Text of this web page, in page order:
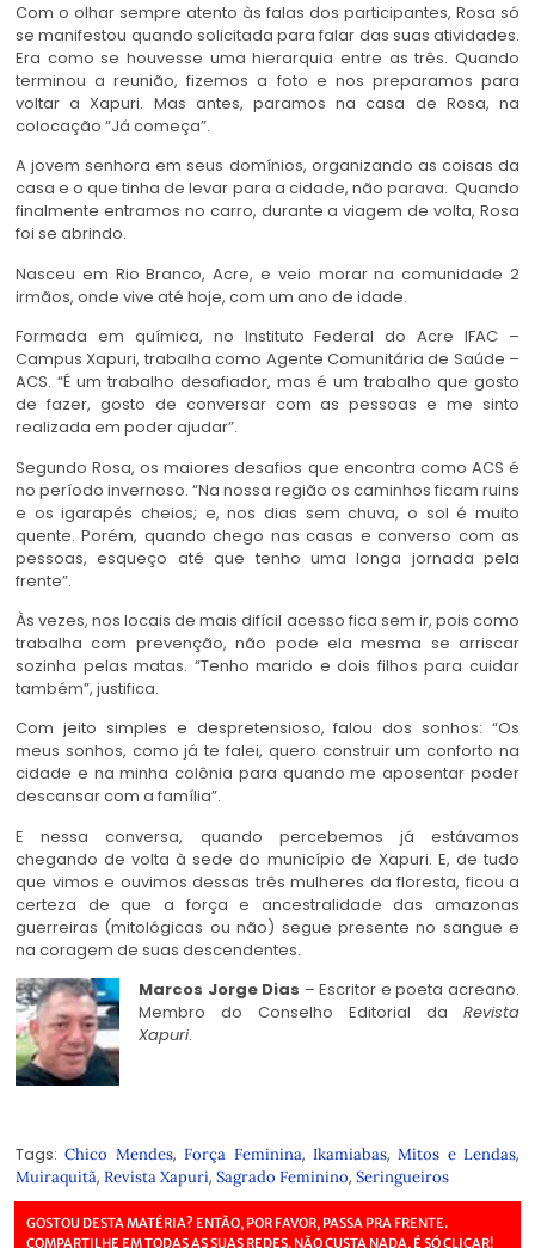
Com o olhar sempre atento às falas dos participantes, Rosa só
se manifestou quando solicitada para falar das suas atividades.
Era como se houvesse uma hierarquia entre as três. Quando
terminou a reunião, fizemos a foto e nos preparamos para
voltar a Xapuri. Mas antes, paramos na casa de Rosa, na
colocação “Já começa”.
A jovem senhora em seus domínios, organizando as coisas da
casa e o que tinha de levar para a cidade, não parava. Quando
finalmente entramos no carro, durante a viagem de volta, Rosa
foi se abrindo.
Nasceu em Rio Branco, Acre, e veio morar na comunidade 2
irmãos, onde vive até hoje, com um ano de idade.
Formada em química, no Instituto Federal do Acre IFAC –
Campus Xapuri, trabalha como Agente Comunitária de Saúde –
ACS. “É um trabalho desafiador, mas é um trabalho que gosto
de fazer, gosto de conversar com as pessoas e me sinto
realizada em poder ajudar”.
Segundo Rosa, os maiores desafios que encontra como ACS é
no período invernoso. “Na nossa região os caminhos ficam ruins
e os igarapés cheios; e, nos dias sem chuva, o sol é muito
quente. Porém, quando chego nas casas e converso com as
pessoas, esqueço até que tenho uma longa jornada pela
frente”.
Às vezes, nos locais de mais difícil acesso fica sem ir, pois como
trabalha com prevenção, não pode ela mesma se arriscar
sozinha pelas matas. “Tenho marido e dois filhos para cuidar
também”, justifica.
Com jeito simples e despretensioso, falou dos sonhos: “Os
meus sonhos, como já te falei, quero construir um conforto na
cidade e na minha colônia para quando me aposentar poder
descansar com a família”.
E nessa conversa, quando percebemos já estávamos
chegando de volta à sede do município de Xapuri. E, de tudo
que vimos e ouvimos dessas três mulheres da floresta, ficou a
certeza de que a força e ancestralidade das amazonas
guerreiras (mitológicas ou não) segue presente no sangue e
na coragem de suas descendentes.
Marcos Jorge Dias – Escritor e poeta acreano.
Membro do Conselho Editorial da Revista
Xapuri.
Tags:Chico Mendes,Força Feminina, Ikamiabas,Mitos e Lendas,
Muiraquitã, Revista Xapuri, Sagrado Feminino, Seringueiros
GOSTOU DESTA MATÉRIA? ENTÃO, POR FAVOR, PASSA PRA FRENTE.
COMPARTILHE EM TODAS AS SUAS REDES. NÃO CUSTA NADA, É SÓ CLICAR!